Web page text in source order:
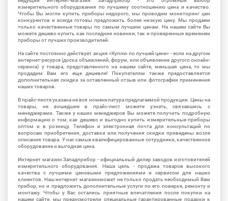
измерительного оборудования по лучшему соотношению цена и качество.
Чтобы Вы могли купить приборы недорого, мы проводим мониторинг цен
конкурентов и всегда готовы предложить более низкую цену. Мы продаем
только качественные товары по самым лучшим ценам. На нашем сайте Вы
можете дешево купить как последние новинки, так и проверенные временем
приборы от лучших производителей.
На сайте постоянно действует акция «Куплю по лучшей цене» - если на другом
интернет-ресурсе (доска объявлений, форум, или объявление другого онлайн-
сервиса) у товара, представленного на нашем сайте, меньшая цена, то мы
продадим Вам его еще дешевле! Покупателям также предоставляется
дополнительная скидка за оставленный отзыв или фотографии применения
наших товаров.
В прайс-листе указана не вся номенклатура предлагаемой продукции. Цены на
товары, не вошедшие в прайс-лист можете узнать, связавшись с
менеджерами. Также у наших менеджеров Вы можете получить подробную
информацию о том, как дешево и выгодно купить измерительные приборы
оптом и в розницу. Телефон и электронная почта для консультаций по
вопросам приобретения, доставки или получения скидки приведены возле
описания товара. У нас самые квалифицированные сотрудники, качественное
оборудование и выгодная цена.
Интернет магазин Западприбор - официальный дилер заводов изготовителей
измерительного оборудования. Наша цель - продажа товаров высокого
качества с лучшими ценовыми предложениями и сервисом для наших
клиентов. Наш интернет магазинможет не только продать необходимый Вам
прибор, но и предложить дополнительные услуги по его поверке, ремонту и
монтажу. Чтобы у Вас остались приятные впечатления после покупки на
нашем сайте, мы предусмотрели специальные гарантированные подарки к